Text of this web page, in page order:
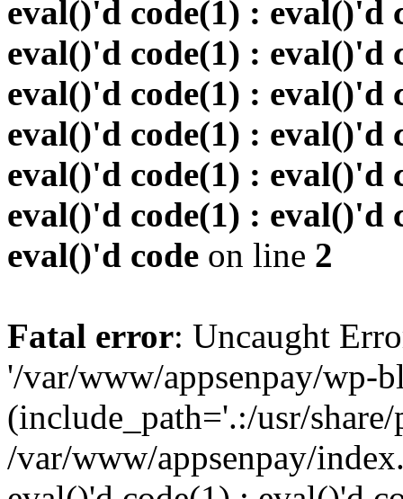
eval()'d code(1) : eval()'d
eval()'d code(1) : eval()'d
eval()'d code(1) : eval()'d
eval()'d code(1) : eval()'d
eval()'d code(1) : eval()'d
eval()'d code(1) : eval()'d
eval()'d code on line 2
Fatal error: Uncaught
'/var/www/appsenpay/wp-
(include_path='.:/usr/
/var/www/appsenpay/